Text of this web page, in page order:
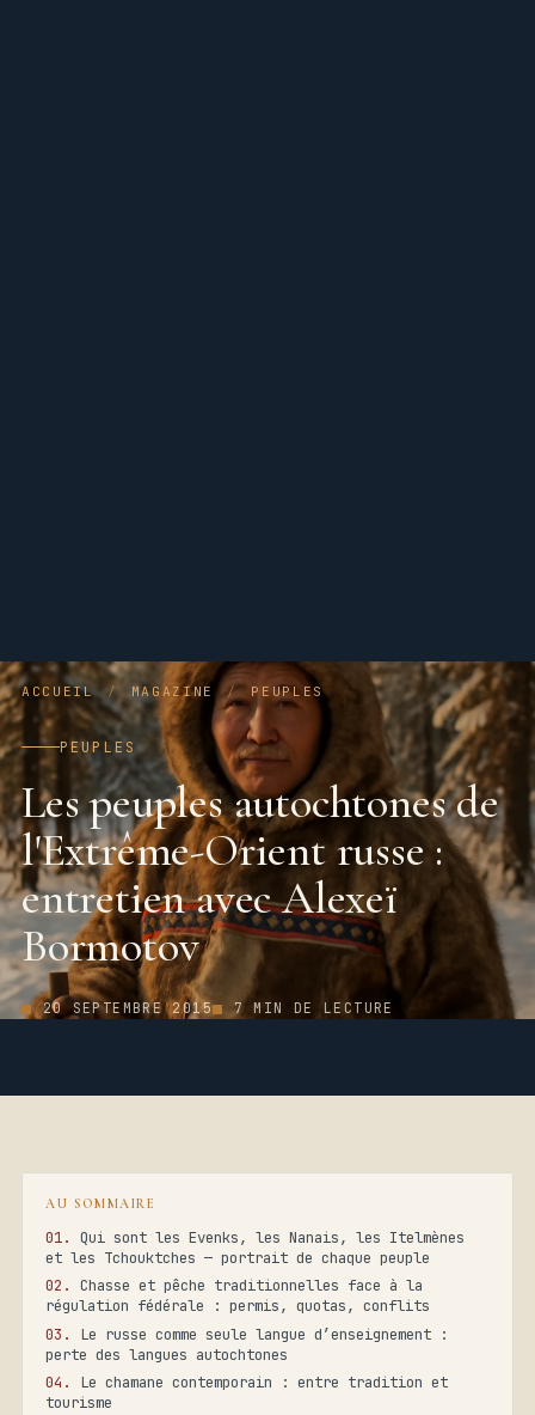
ACCUEIL / MAGAZINE / PEUPLES
PEUPLES
Les peuples autochtones de
l'Extrême-Orient russe :
entretien avec Alexeï
Bormotov
20 SEPTEMBRE 2015 7 MIN DE LECTURE
AU SOMMAIRE
Qui sont les Evenks, les Nanais, les Itelmènes
et les Tchouktches — portrait de chaque peuple
Chasse et pêche traditionnelles face à la
régulation fédérale : permis, quotas, conflits
Le russe comme seule langue d’enseignement :
perte des langues autochtones
Le chamane contemporain : entre tradition et
tourisme